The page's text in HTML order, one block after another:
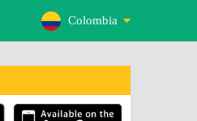
Colombia